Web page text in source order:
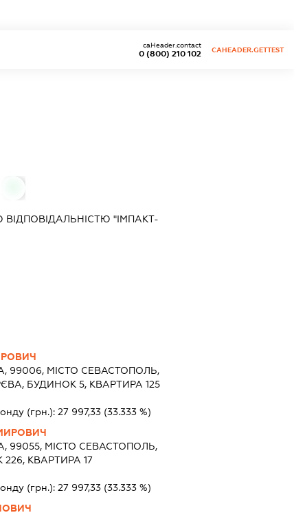
0 (800) 210 102
caHeader.contact
CAHEADER.GETTEST
"ІМПАКТ-
99006, МІСТО СЕВАСТОПОЛЬ,
БУДИНОК 5, КВАРТИРА 125
(грн.):27 997,33 (33.333 %)
99055, МІСТО СЕВАСТОПОЛЬ,
КВАРТИРА 17
(грн.):27 997,33 (33.333 %)